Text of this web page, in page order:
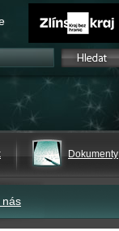
Dokumenty
nás